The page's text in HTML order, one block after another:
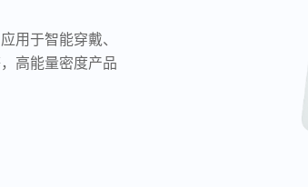
用于智能穿戴、
高能量密度产品